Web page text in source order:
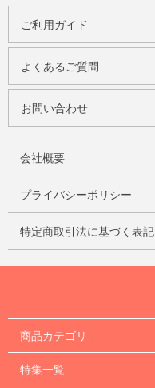
ご利用ガイド
よくあるご質問
お問い合わせ
会社概要
プライバシーポリシー
特定商取引法に基づく表記
商品カテゴリ
特集一覧